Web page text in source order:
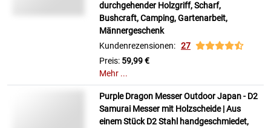
durchgehender Holzgriff, Scharf,
Bushcraft, Camping, Gartenarbeit,
Männergeschenk
Kundenrezensionen: 27
Preis: 59,99 €
Mehr ...
Purple Dragon Messer Outdoor Japan - D2
Samurai Messer mit Holzscheide | Aus
einem Stück D2 Stahl handgeschmiedet,